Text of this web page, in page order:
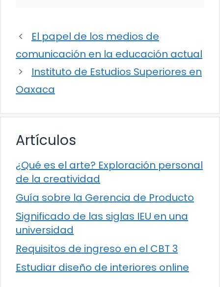
El papel de los medios de
comunicación en la educación actual
Instituto de Estudios Superiores en
Oaxaca
Artículos
¿Qué es el arte? Exploración personal
de la creatividad
Guía sobre la Gerencia de Producto
Significado de las siglas IEU en una
universidad
Requisitos de ingreso en el CBT 3
Estudiar diseño de interiores online